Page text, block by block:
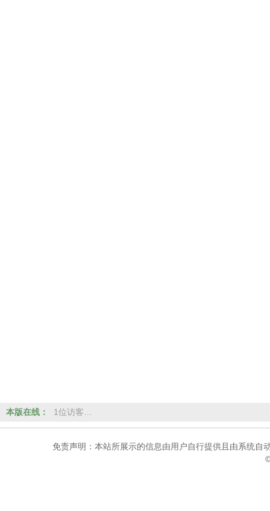
本版在线： 1位访客…
免责声明：本站所展示的信息由用户自行提供且由系统